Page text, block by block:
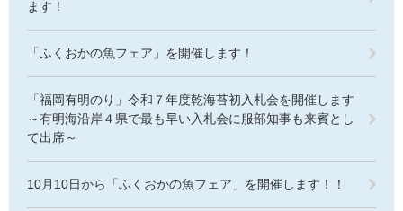
ます！
「ふくおかの魚フェア」を開催します！
「福岡有明のり」令和７年度乾海苔初入札会を開催します
～有明海沿岸４県で最も早い入札会に服部知事も来賓とし
て出席～
10月10日から「ふくおかの魚フェア」を開催します！！